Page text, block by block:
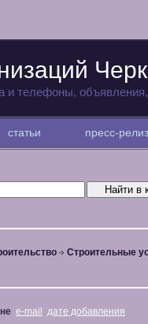
и телефоны,
статьи пресс-
Строительные
e-mail дате добавления